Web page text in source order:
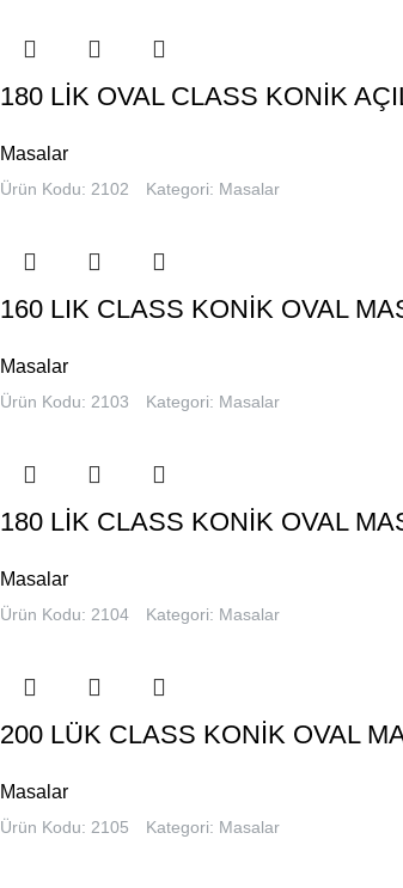
180 LİK OVAL CLASS KONİK
Masalar
Ürün Kodu: 2102 Kategori: Masalar
160 LIK CLASS KONİK OVAL
Masalar
Ürün Kodu: 2103 Kategori: Masalar
180 LİK CLASS KONİK OVAL
Masalar
Ürün Kodu: 2104 Kategori: Masalar
200 LÜK CLASS KONİK OVAL
Masalar
Ürün Kodu: 2105 Kategori: Masalar